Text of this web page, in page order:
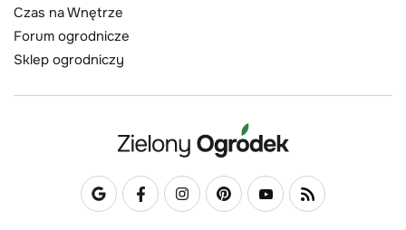
Czas na Wnętrze
Forum ogrodnicze
Sklep ogrodniczy